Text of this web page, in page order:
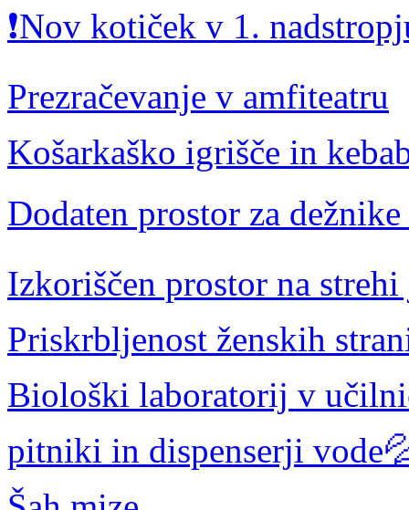
❗Nov kotiček v 1.
Prezračevanje v amfiteatru
Košarkaško igrišče in
Dodaten prostor za
Izkoriščen prostor na
Priskrbljenost ženskih
Biološki laboratorij v
pitniki in dispenserji